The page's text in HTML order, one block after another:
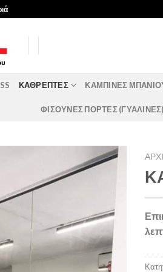
ΚΑΘΡΈΠΤΕΣ ΚΑΜΠΊΝΕΣ
ΦΙΣΟΥΝΕΣ ΠΟΡΤΕΣ (ΓΥΑΛΙΝΕΣ)